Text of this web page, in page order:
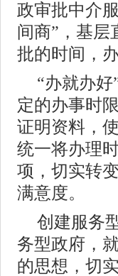
政审批中介
间商”，基层
批的时间，
“办就办
定的办事时
证明资料，
统一将办理
项，切实转
满意度。
创建服务
务型政府，
的思想，切